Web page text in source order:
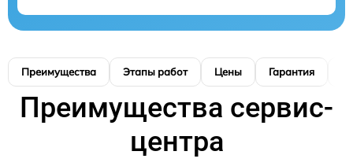
Преимущества Этапы работ Цены Гарантия
Преимущества сервис-
центра